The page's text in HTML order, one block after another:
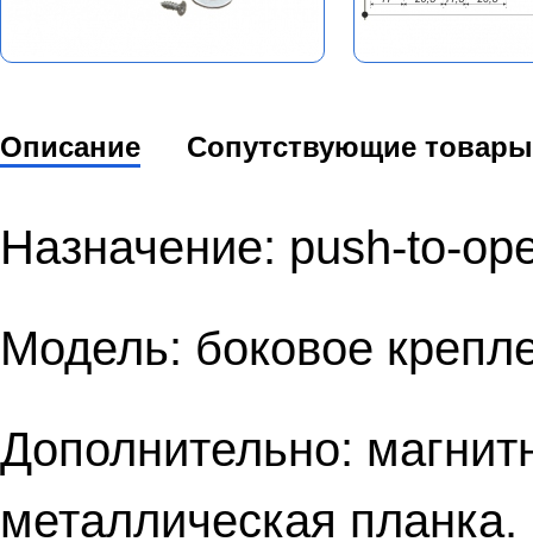
Описание Сопутствующие товары
Назначение: push-to-
Модель: боковое
Дополнительно:
металлическая планка.